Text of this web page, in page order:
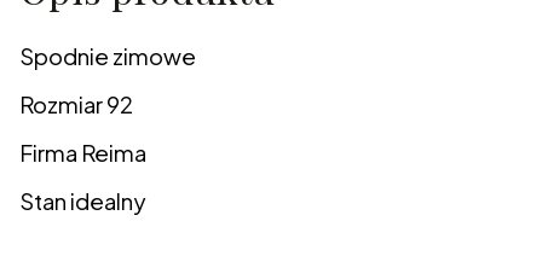
Spodnie zimowe
Rozmiar 92
Firma Reima
Stan idealny